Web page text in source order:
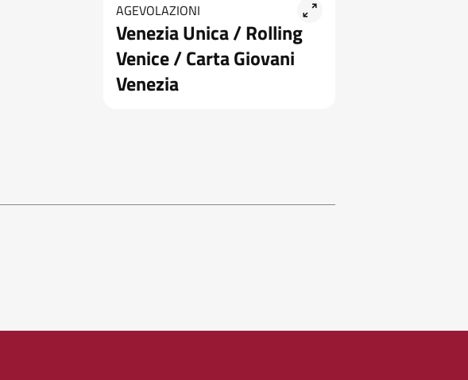
AGEVOLAZIONI
Venezia Unica / Rolling
Venice / Carta Giovani
Venezia